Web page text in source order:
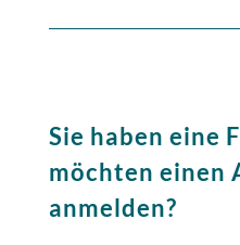
Sie haben eine
möchten einen
anmelden?